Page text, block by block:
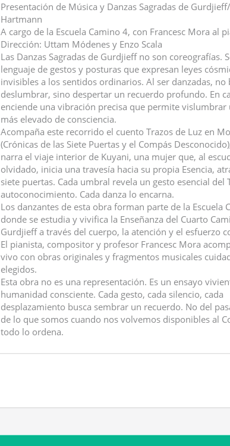
Presentación de Música y Danzas Sagradas de
Hartmann
A cargo de la Escuela Camino 4, con Francesc Mora al
Dirección: Uttam Módenes y Enzo Scala
Las Danzas Sagradas de Gurdjieff no son coreografías.
lenguaje de gestos y posturas que expresan leyes
invisibles a los sentidos ordinarios. Al ser danzadas, no
deslumbrar, sino despertar un recuerdo profundo. En
enciende una vibración precisa que permite vislumbrar
más elevado de consciencia.
Acompaña este recorrido el cuento Trazos de Luz en
(Crónicas de las Siete Puertas y el Compás
narra el viaje interior de Kuyani, una mujer que, al
olvidado, inicia una travesía hacia su propia Esencia,
siete puertas. Cada umbral revela un gesto esencial del
autoconocimiento. Cada danza lo encarna.
Los danzantes de esta obra forman parte de la Escuela
donde se estudia y vivifica la Enseñanza del Cuarto
Gurdjieff a través del cuerpo, la atención y el esfuerzo
El pianista, compositor y profesor Francesc Mora
vivo con obras originales y fragmentos musicales
elegidos.
Esta obra no es una representación. Es un ensayo
humanidad consciente. Cada gesto, cada silencio, cada
desplazamiento busca sembrar un recuerdo. No del
de lo que somos cuando nos volvemos disponibles al
todo lo ordena.